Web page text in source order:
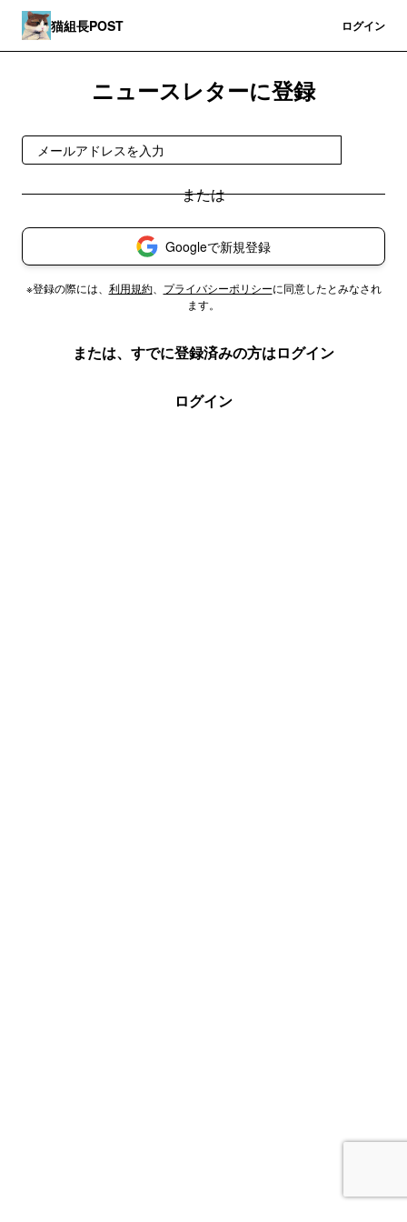
猫組長POST ログイン
ニュースレターに登録
Googleで新規登録
※登録の際には、 利用規約、 プライバシーポリシーに同意したとみなされ
ます。
または、すでに登録済みの方はログイン
ログイン